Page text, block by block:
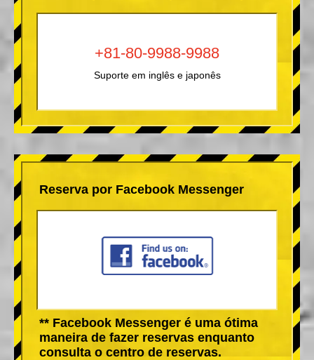
+81-80-9988-9988
Suporte em inglês e japonês
Reserva por Facebook Messenger
** Facebook Messenger é uma ótima
maneira de fazer reservas enquanto
consulta o centro de reservas.